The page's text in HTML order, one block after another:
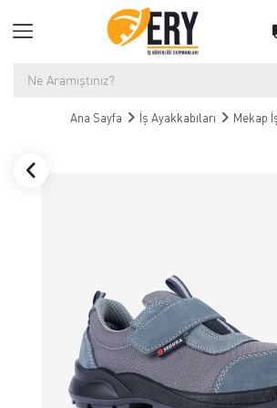
Ana Sayfa İş Ayakkabıları Mekap